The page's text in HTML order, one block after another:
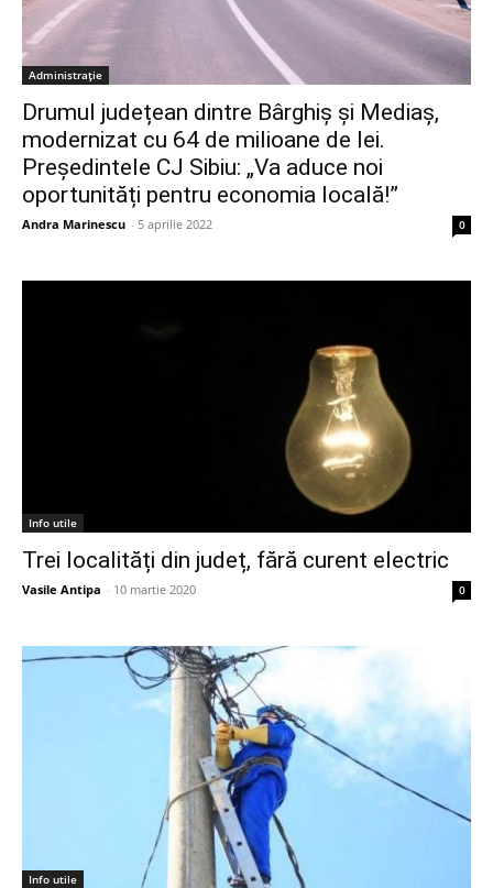
Administrație
Drumul județean dintre Bârghiș și Mediaș,
modernizat cu 64 de milioane de lei.
Președintele CJ Sibiu: „Va aduce noi
oportunități pentru economia locală!”
Andra Marinescu - 5 aprilie 2022 0
Info utile
Trei localități din județ, fără curent electric
Vasile Antipa - 10 martie 2020 0
Info utile